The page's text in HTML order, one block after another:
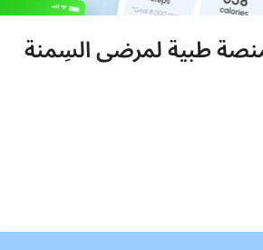
طبية لمرضى السِمنة